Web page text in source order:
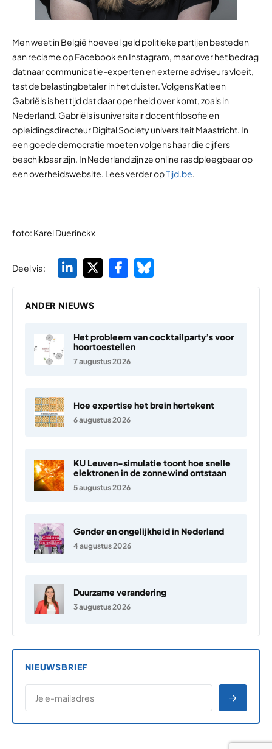
Men weet in België hoeveel geld politieke partijen besteden
aan reclame op Facebook en Instagram, maar over het bedrag
dat naar communicatie-experten en externe adviseurs vloeit,
tast de belastingbetaler in het duister. Volgens Katleen
Gabriëls is het tijd dat daar openheid over komt, zoals in
Nederland. Gabriëls is universitair docent filosofie en
opleidingsdirecteur Digital Society universiteit Maastricht. In
een goede democratie moeten volgens haar die cijfers
beschikbaar zijn. In Nederland zijn ze online raadpleegbaar op
een overheidswebsite. Lees verder opTijd.be.
foto: Karel Duerinckx
Deel via:
ANDER NIEUWS
Het probleem van cocktailparty’s voor
hoortoestellen
7 augustus 2026
Hoe expertise het brein hertekent
6 augustus 2026
KU Leuven-simulatie toont hoe snelle
elektronen in de zonnewind ontstaan
5 augustus 2026
Gender en ongelijkheid in Nederland
4 augustus 2026
Duurzame verandering
3 augustus 2026
NIEUWSBRIEF
E-MAILADRES
*